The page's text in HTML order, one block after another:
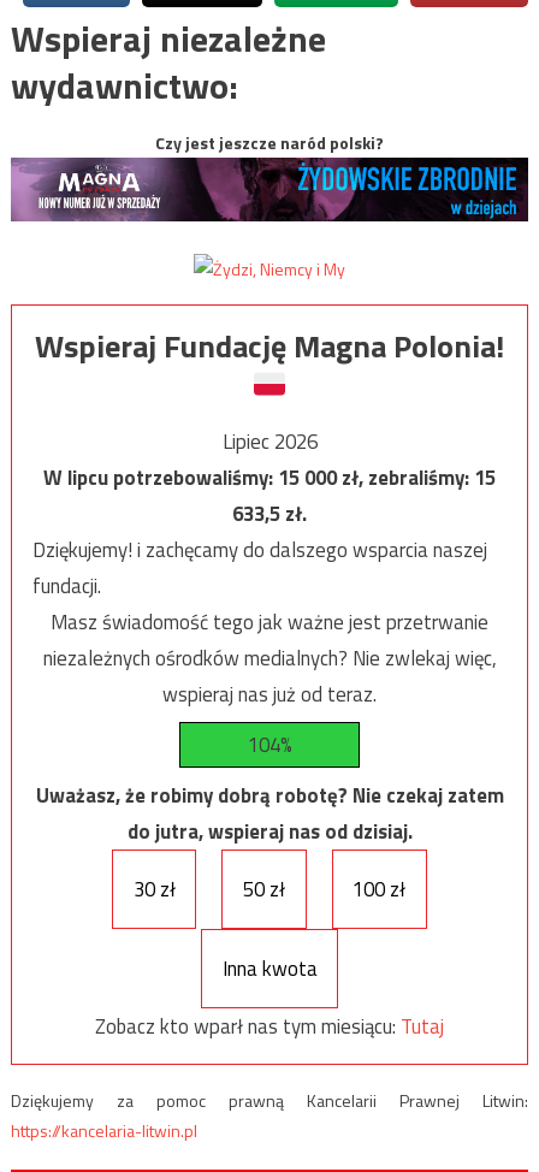
Wspieraj niezależne
wydawnictwo:
Czy jest jeszcze naród polski?
Wspieraj Fundację Magna Polonia!
Lipiec 2026
W lipcu potrzebowaliśmy:15 000zł, zebraliśmy:15
633,5zł.
Dziękujemy! i zachęcamy do dalszego wsparcia naszej
fundacji.
Masz świadomość tego jak ważne jest przetrwanie
niezależnych ośrodków medialnych? Nie zwlekaj więc,
wspieraj nas już od teraz.
104%
Uważasz, że robimy dobrą robotę? Nie czekaj zatem
do jutra, wspieraj nas od dzisiaj.
30 zł
50 zł 100 zł
Inna kwota
Zobacz kto wparł nas tym miesiącu: Tutaj
Dziękujemy za pomoc prawną Kancelarii Prawnej Litwin:
https://kancelaria-litwin.pl